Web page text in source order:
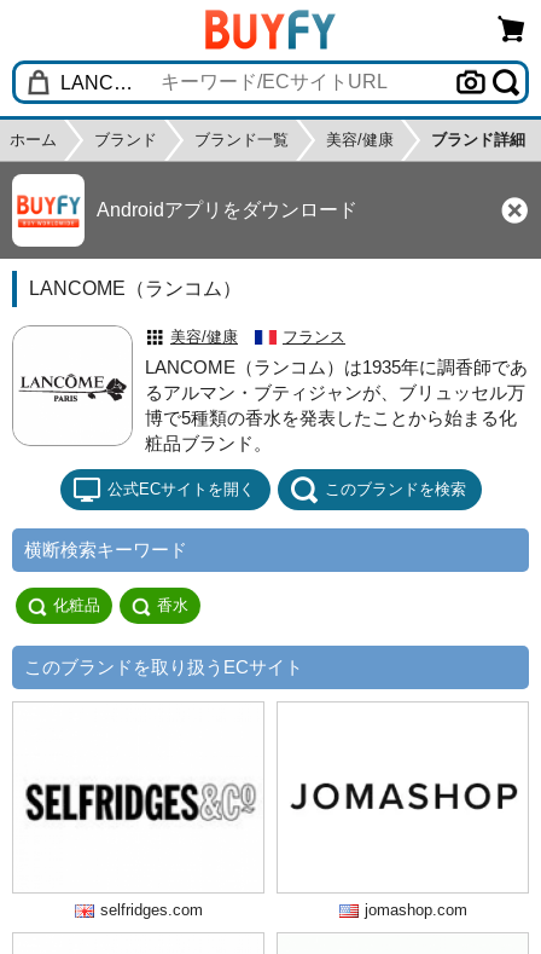
ホーム ブランド ブランド一覧 美容/健康 ブランド詳細
Androidアプリをダウンロード
LANCOME（ランコム）
美容/健康 フランス
LANCOME（ランコム）は1935年に調香師であ
るアルマン・ブティジャンが、ブリュッセル万
博で5種類の香水を発表したことから始まる化
粧品ブランド。
公式ECサイトを開く このブランドを検索
横断検索キーワード
化粧品 香水
このブランドを取り扱うECサイト
selfridges.com jomashop.com